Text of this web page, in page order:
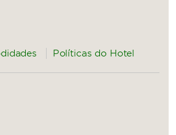
Políticas do Hotel